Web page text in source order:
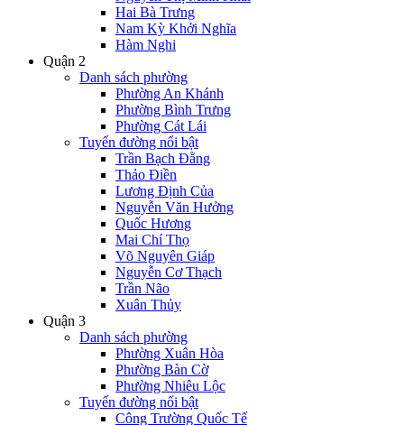
Hai Bà Trưng
Nam Kỳ Khởi Nghĩa
Hàm Nghi
Quận 2
Danh sách phường
Phường An Khánh
Phường Bình Trưng
Phường Cát Lái
Tuyến đường nổi bật
Trần Bạch Đằng
Thảo Điền
Lương Định Của
Nguyễn Văn Hưởng
Quốc Hương
Mai Chí Thọ
Võ Nguyên Giáp
Nguyễn Cơ Thạch
Trần Não
Xuân Thủy
Quận 3
Danh sách phường
Phường Xuân Hòa
Phường Bàn Cờ
Phường Nhiêu Lộc
Tuyến đường nổi bật
Công Trường Quốc Tế